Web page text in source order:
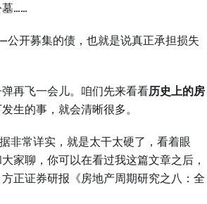
墓……
公开募集的债，也就是说真正承担损失
再飞一会儿。咱们先来看看历史上的房
生的事，就会清晰很多。
非常详实，就是太干太硬了，看着眼
家聊，你可以在看过我这篇文章之后，
正证券研报《房地产周期研究之八：全